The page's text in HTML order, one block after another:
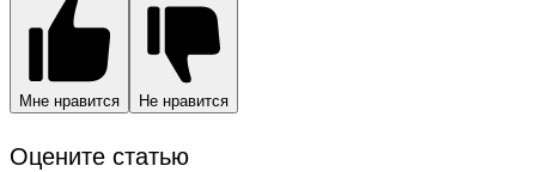
Мне нравится Не нравится
Оцените статью